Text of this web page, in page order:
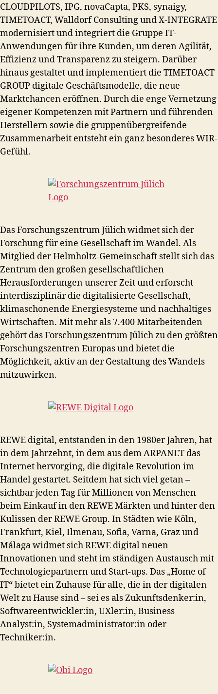
CLOUDPILOTS, IPG, novaCapta, PKS, synaigy,
TIMETOACT, Walldorf Consulting und X-INTEGRATE
modernisiert und integriert die Gruppe IT-
Anwendungen für ihre Kunden, um deren Agilität,
Effizienz und Transparenz zu steigern. Darüber
hinaus gestaltet und implementiert die TIMETOACT
GROUP digitale Geschäftsmodelle, die neue
Marktchancen eröffnen. Durch die enge Vernetzung
eigener Kompetenzen mit Partnern und führenden
Herstellern sowie die gruppenübergreifende
Zusammenarbeit entsteht ein ganz besonderes WIR-
Gefühl.
Das Forschungszentrum Jülich widmet sich der
Forschung für eine Gesellschaft im Wandel. Als
Mitglied der Helmholtz-Gemeinschaft stellt sich das
Zentrum den großen gesellschaftlichen
Herausforderungen unserer Zeit und erforscht
interdisziplinär die digitalisierte Gesellschaft,
klimaschonende Energiesysteme und nachhaltiges
Wirtschaften. Mit mehr als 7.400 Mitarbeitenden
gehört das Forschungszentrum Jülich zu den größten
Forschungszentren Europas und bietet die
Möglichkeit, aktiv an der Gestaltung des Wandels
mitzuwirken.
REWE digital, entstanden in den 1980er Jahren, hat
in dem Jahrzehnt, in dem aus dem ARPANET das
Internet hervorging, die digitale Revolution im
Handel gestartet. Seitdem hat sich viel getan –
sichtbar jeden Tag für Millionen von Menschen
beim Einkauf in den REWE Märkten und hinter den
Kulissen der REWE Group. In Städten wie Köln,
Frankfurt, Kiel, Ilmenau, Sofia, Varna, Graz und
Málaga widmet sich REWE digital neuen
Innovationen und steht im ständigen Austausch mit
Technologiepartnern und Start-ups. Das „Home of
IT“ bietet ein Zuhause für alle, die in der digitalen
Welt zu Hause sind – sei es als Zukunftsdenker:in,
Softwareentwickler:in, UXler:in, Business
Analyst:in, Systemadministrator:in oder
Techniker:in.